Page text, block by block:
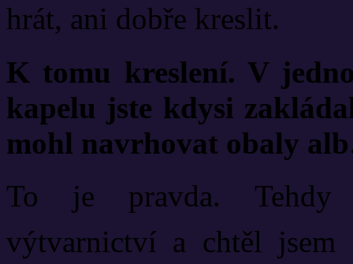
hrát, ani dobře kreslit.
K tomu kreslení. V
kapelu jste kdysi
mohl navrhovat obaly
To je pravda. Tehdy
výtvarnictví a chtěl jsem